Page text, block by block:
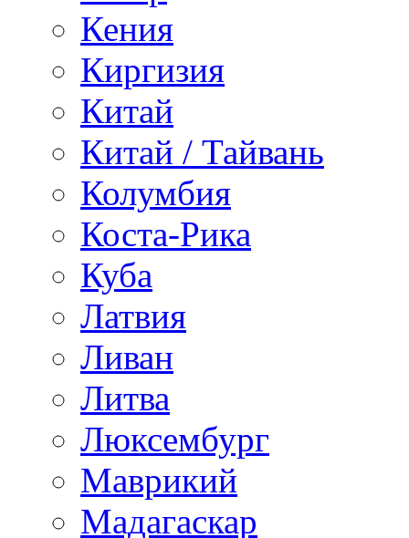
Кения
Киргизия
Китай
Китай / Тайвань
Колумбия
Коста-Рика
Куба
Латвия
Ливан
Литва
Люксембург
Маврикий
Мадагаскар